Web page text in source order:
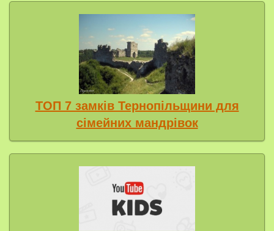
ТОП 7 замків Тернопільщини для
сімейних мандрівок